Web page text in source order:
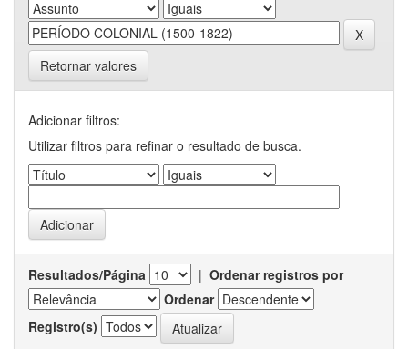
Retornar valores
Adicionar filtros:
Utilizar filtros para refinar o resultado de busca.
Resultados/Página | Ordenar registros por
Ordenar
Registro(s)